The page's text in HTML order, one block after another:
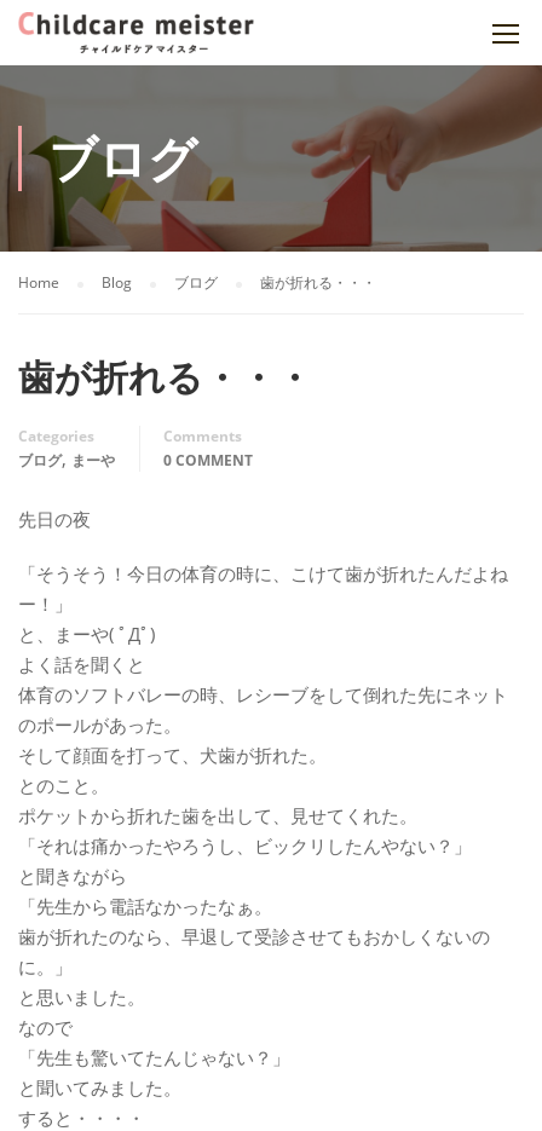
ブログ
Home Blog ブログ 歯が折れる・・・
歯が折れる・・・
Categories
ブログ, まーや
Comments
0 COMMENT
先日の夜
「そうそう！今日の体育の時に、こけて歯が折れたんだよね
ー！」
と、まーや( ﾟДﾟ)
よく話を聞くと
体育のソフトバレーの時、 レシーブをして倒れた先にネット
のポールがあった。
そして顔面を打って、犬歯が折れた。
とのこと。
ポケットから折れた歯を出して、見せてくれた。
「それは痛かったやろうし、ビックリしたんやない？」
と聞きながら
「先生から電話なかったなぁ。
歯が折れたのなら、早退して受診させてもおかしくないの
に。」
と思いました。
なので
「先生も驚いてたんじゃない？」
と聞いてみました。
すると・・・・